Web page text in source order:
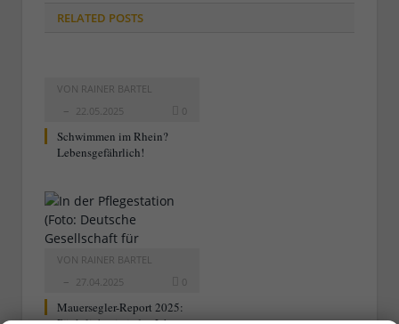
RELATED POSTS
VON RAINER BARTEL
22.05.2025
0
Schwimmen im Rhein?
Lebensgefährlich!
VON RAINER BARTEL
27.04.2025
0
Mauersegler-Report 2025: